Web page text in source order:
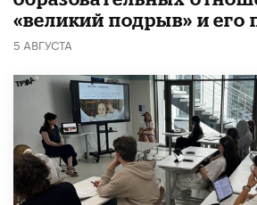
«великий подрыв» и его
5 АВГУСТА